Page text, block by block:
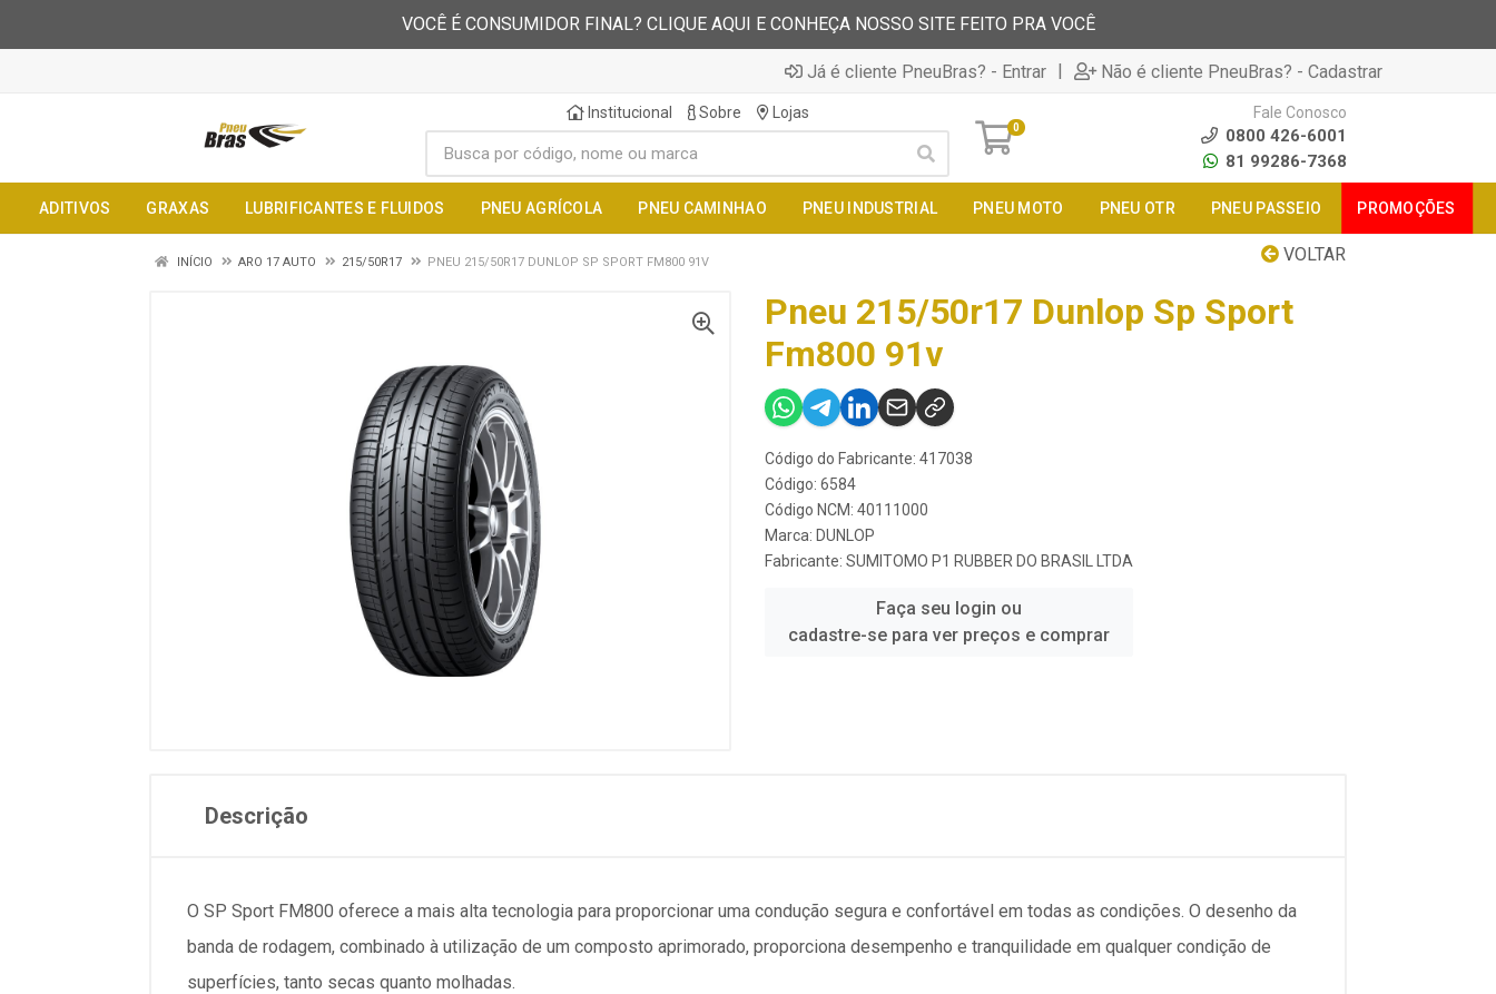
VOCÊ É CONSUMIDOR FINAL? CLIQUE AQUI E CONHEÇA NOSSO SITE FEITO PRA VOCÊ
Já é cliente PneuBras? - Entrar | Não é cliente PneuBras? - Cadastrar
Institucional Sobre Lojas
0
Fale Conosco
0800 426-6001
81 99286-7368
ADITIVOS GRAXAS LUBRIFICANTES E FLUIDOS PNEU AGRÍCOLA PNEU CAMINHAO PNEU INDUSTRIAL PNEU MOTO PNEU OTR PNEU PASSEIO PROMOÇÕES
VOLTAR
INÍCIO ARO 17 AUTO 215/50R17 PNEU 215/50R17 DUNLOP SP SPORT FM800 91V
Pneu 215/50r17 Dunlop Sp Sport
Fm800 91v
Código do Fabricante: 417038
Código: 6584
Código NCM: 40111000
Marca: DUNLOP
Fabricante: SUMITOMO P1 RUBBER DO BRASIL LTDA
Faça seu login ou
cadastre-se para ver preços e comprar
Descrição
O SP Sport FM800 oferece a mais alta tecnologia para proporcionar uma condução segura e confortável em todas as condições. O desenho da
banda de rodagem, combinado à utilização de um composto aprimorado, proporciona desempenho e tranquilidade em qualquer condição de
superfícies, tanto secas quanto molhadas.